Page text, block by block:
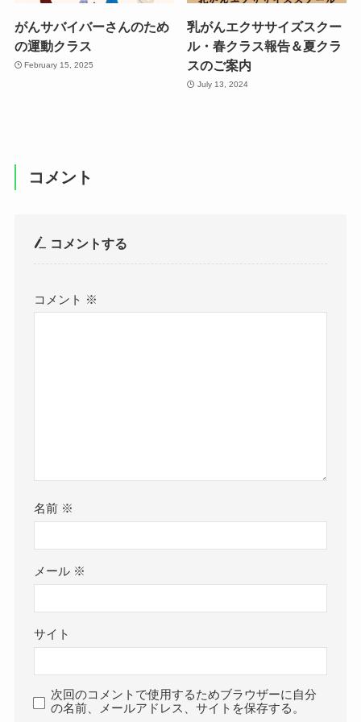
がんサバイバーさんのため
の運動クラス
February 15, 2025
乳がんエクササイズスクー
ル・春クラス報告＆夏クラ
スのご案内
July 13, 2024
コメント
コメントする
コメント ※
名前 ※
メール ※
サイト
次回のコメントで使用するためブラウザーに自分
の名前、メールアドレス、サイトを保存する。